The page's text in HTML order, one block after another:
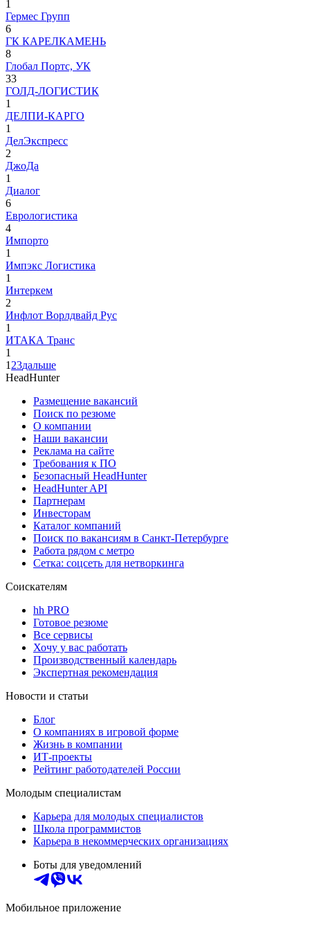
1
Гермес Групп
6
ГК КАРЕЛКАМЕНЬ
8
Глобал Портс, УК
33
ГОЛД-ЛОГИСТИК
1
ДЕЛПИ-КАРГО
1
ДелЭкспресс
2
ДжоДа
1
Диалог
6
Еврологистика
4
Импорто
1
Импэкс Логистика
1
Интеркем
2
Инфлот Ворлдвайд Рус
1
ИТАКА Транс
1
1 23дальше
HeadHunter
Размещение вакансий
Поиск по резюме
О компании
Наши вакансии
Реклама на сайте
Требования к ПО
Безопасный HeadHunter
HeadHunter API
Партнерам
Инвесторам
Каталог компаний
Поиск по вакансиям в Санкт-Петербурге
Работа рядом с метро
Сетка: соцсеть для нетворкинга
Соискателям
hh PRO
Готовое резюме
Все сервисы
Хочу у вас работать
Производственный календарь
Экспертная рекомендация
Новости и статьи
Блог
О компаниях в игровой форме
Жизнь в компании
ИТ-проекты
Рейтинг работодателей России
Молодым специалистам
Карьера для молодых специалистов
Школа программистов
Карьера в некоммерческих организациях
Боты для уведомлений
Мобильное приложение